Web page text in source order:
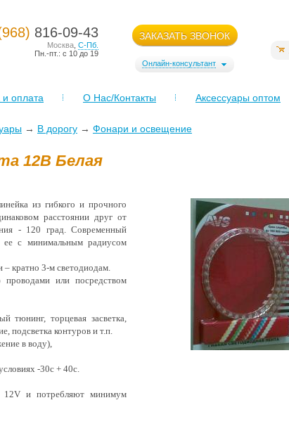
816-09-43
Москва С-Пб.
Пн.-пт.: с 10 до 19
ЗАКАЗАТЬ ЗВОНОК
Онлайн-консультант
и оплата О Нас/Контакты Аксессуары оптом
→ В дорогу → Фонари и освещение
12В Белая
из гибкого и прочного
расстоянии друг от
- 120 град. Современный
ее с минимальным радиусом
– кратно 3-м светодиодам.
или посредством
тюнинг, торцевая засветка,
подсветка контуров и т.п.
в воду),
-30с + 40с.
12V и потребляют минимум